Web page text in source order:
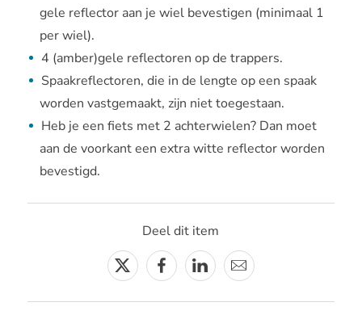
gele reflector aan je wiel bevestigen (minimaal 1
per wiel).
4 (amber)gele reflectoren op de trappers.
Spaakreflectoren, die in de lengte op een spaak
worden vastgemaakt, zijn niet toegestaan.
Heb je een fiets met 2 achterwielen? Dan moet
aan de voorkant een extra witte reflector worden
bevestigd.
Deel dit item
TwitterFacebookLinkedin
E-